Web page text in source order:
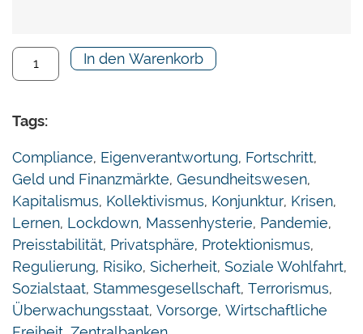
Das Buch enthält Beiträge von Philipp Bagus,
Goekmen-Davidoff, Christian Hoffmann, Gunnar
Kaiser, Beat Kappeler, Olivier Kessler, Stefan
Kooths, Patrick L. Krauskopf, José Antonio Peña-
Ramos, Thorsten Polleit, Gabriel Rumo, Antonio
Sánchez-Bayón, Rahim Taghizadegan und Rainer
Zitelmann.
In den Warenkorb
Tags:
Compliance, Eigenverantwortung, Fortschritt,
Geld und Finanzmärkte, Gesundheitswesen,
Kapitalismus, Kollektivismus, Konjunktur, Krisen,
Lernen, Lockdown, Massenhysterie, Pandemie,
Preisstabilität, Privatsphäre, Protektionismus,
Regulierung, Risiko, Sicherheit, Soziale Wohlfahrt,
Sozialstaat, Stammesgesellschaft, Terrorismus,
Überwachungsstaat, Vorsorge, Wirtschaftliche